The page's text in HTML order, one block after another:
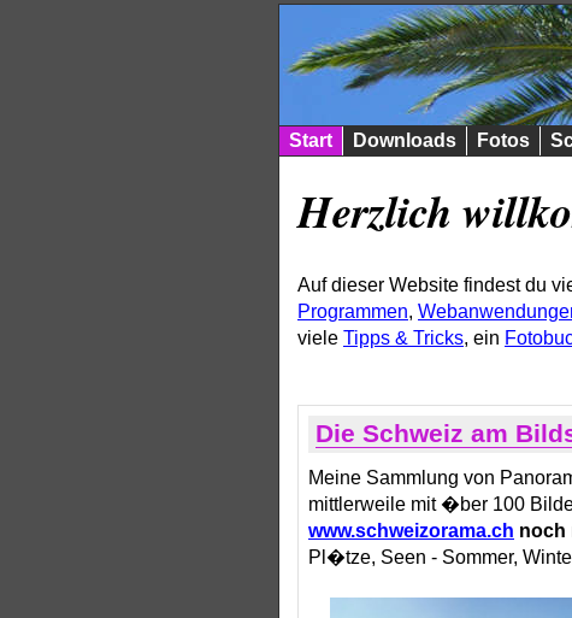
Start Downloads Fotos
Herzlich
Auf dieser Website findest du
Programmen,
viele Tipps & Tricks, ein
Die Schweiz am
Meine Sammlung von
mittlerweile mit �ber 100
www.schweizorama.ch noch
Pl�tze, Seen - Sommer,